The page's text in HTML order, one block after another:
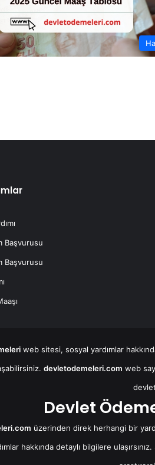
Başvurusu
Başvurusu
web sitesi, sosyal yardımlar
devletodemeleri.com web
Devlet
üzerinden direk herhangi bir
hakkında detaylı bilgilere